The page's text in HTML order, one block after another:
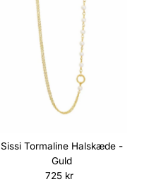
Sissi Tormaline Halskæde -
Guld
Normalpris
725 kr